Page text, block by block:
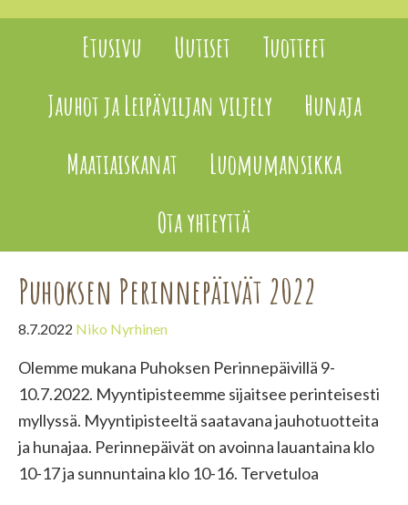
Etusivu Uutiset
Tuotteet
Jauhot ja Leipäviljan viljely
Hunaja
Maatiaiskanat
Luomumansikka
Ota yhteyttä
Puhoksen Perinnepäivät 2022
8.7.2022 Niko Nyrhinen
Olemme mukana Puhoksen Perinnepäivillä 9-
10.7.2022. Myyntipisteemme sijaitsee perinteisesti
myllyssä. Myyntipisteeltä saatavana jauhotuotteita
ja hunajaa. Perinnepäivät on avoinna lauantaina klo
10-17 ja sunnuntaina klo 10-16. Tervetuloa